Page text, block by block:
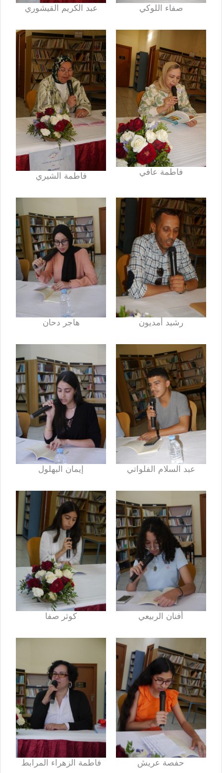
صفاء اللوكي عبد الكريم القيشوري
فاطمة عافي فاطمة الشيري
رشيد أمديون هاجر دحان
عبد السلام الفلواتي إيمان البهلول
أفنان الربيعي كوثر صفا
حفصة عريش فاطمة الزهراء المرابط